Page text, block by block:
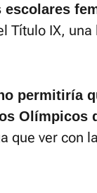
Título IX,
permitiría
Olímpicos
que ver con